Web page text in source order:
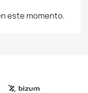
este momento.